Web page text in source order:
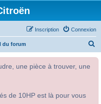
Connexion
Inscription
du forum
une pièce à trouver, une
de 10HP est là pour vous